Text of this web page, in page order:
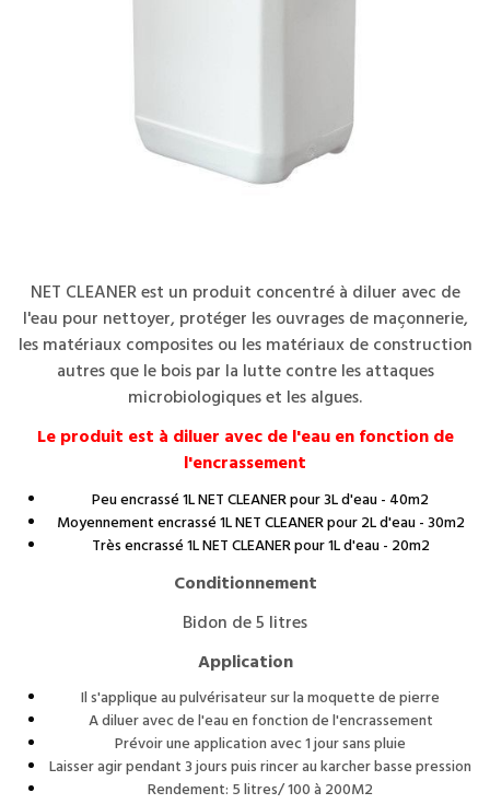
NET CLEANER est un produit concentré à diluer avec de
l'eau pour nettoyer, protéger les ouvrages de maçonnerie,
les matériaux composites ou les matériaux de construction
autres que le bois par la lutte contre les attaques
microbiologiques et les algues.
Le produit est à diluer avec de l'eau en fonction de
l'encrassement
Peu encrassé 1L NET CLEANER pour 3L d'eau - 40m2
Moyennement encrassé 1L NET CLEANER pour 2L d'eau - 30m2
Très encrassé 1L NET CLEANER pour 1L d'eau - 20m2
Conditionnement
Bidon de 5 litres
Application
Il s'applique au pulvérisateur sur la moquette de pierre
A diluer avec de l'eau en fonction de l'encrassement
Prévoir une application avec 1 jour sans pluie
Laisser agir pendant 3 jours puis rincer au karcher basse pression
Rendement: 5 litres/ 100 à 200M2